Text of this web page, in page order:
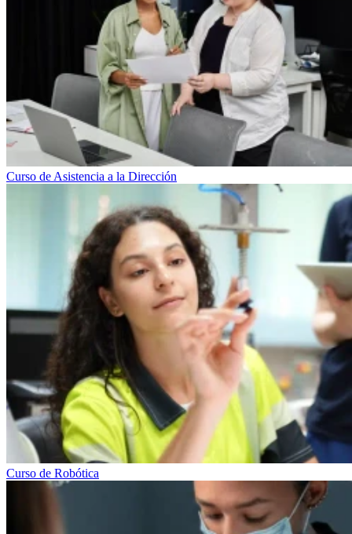
Curso de Asistencia a la Dirección
Curso de Robótica